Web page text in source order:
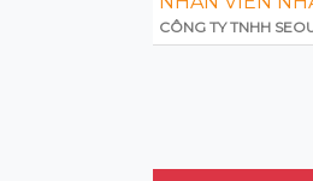
CÔNG TY TNHH